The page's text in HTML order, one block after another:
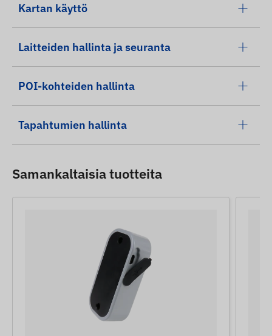
Kartan käyttö
Laitteiden hallinta ja seuranta
POI-kohteiden hallinta
Tapahtumien hallinta
Samankaltaisia ​​tuotteita